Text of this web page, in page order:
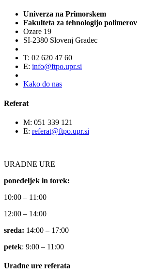
Univerza na Primorskem
Fakulteta za tehnologijo polimerov
Ozare 19
SI-2380 Slovenj Gradec
T: 02 620 47 60
E: info@ftpo.upr.si
Kako do nas
Referat
M: 051 339 121
E: referat@ftpo.upr.si
URADNE URE
ponedeljek in torek:
10:00 – 11:00
12:00 – 14:00
sreda: 14:00 – 17:00
petek: 9:00 – 11:00
Uradne ure referata